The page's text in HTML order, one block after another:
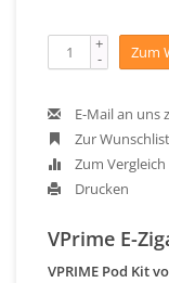
+
- Zum
E-Mail an uns
Zur
Zum
Drucken
VPrime E-
VPRIME Pod Kit